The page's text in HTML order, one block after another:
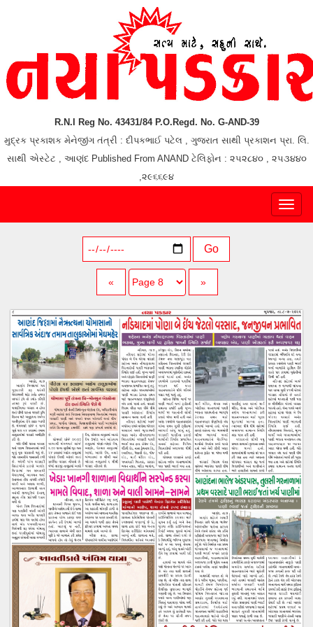
R.N.I Reg No. 43431/84 P.O.Regd. No. G-AND-39
મુદ્રક પ્રકાશક મેનેજીંગ તંત્રી : દીપકભાઈ પટેલ , ગુજરાત સાથી પ્રકાશન પ્રા. લિ.
સાથી એસ્ટેટ , આણંદ Published From ANAND ટેલિફોન : ૨૫૨૮૪૦ , ૨૫૩૪૪૦
,૨૯૬૬૯૪
Go
« »